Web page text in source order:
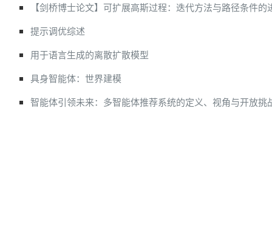
【剑桥博士论文】可扩展高斯过程：迭代方法与路径条件的
提示调优综述
用于语言生成的离散扩散模型
具身智能体：世界建模
智能体引领未来：多智能体推荐系统的定义、视角与开放挑